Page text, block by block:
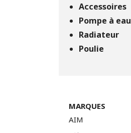
Accessoires
Pompe à eau
Radiateur
Poulie
MARQUES
AIM